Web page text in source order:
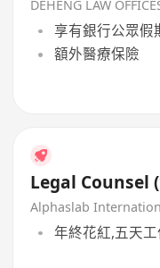
DEHENG LAW
享有銀行公眾假
額外醫療保險
Legal Counsel
Alphaslab
年終花紅,五天工